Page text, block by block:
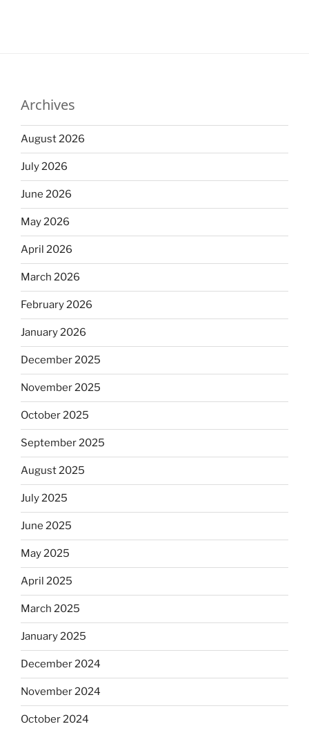
Archives
August 2026
July 2026
June 2026
May 2026
April 2026
March 2026
February 2026
January 2026
December 2025
November 2025
October 2025
September 2025
August 2025
July 2025
June 2025
May 2025
April 2025
March 2025
January 2025
December 2024
November 2024
October 2024